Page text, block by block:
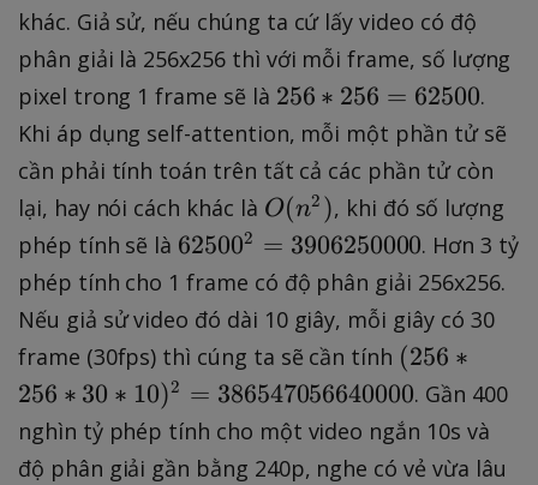
khác. Giả sử, nếu chúng ta cứ lấy video có độ
phân giải là 256x256 thì với mỗi frame, số lượng
pixel trong 1 frame sẽ là 2
5
6
*
2
5
6
=
2
5
0
0
256 ∗ 256 = 62500.
Khi áp dụng self-attention, mỗi một phần tử sẽ
cần phải tính toán trên tất cả các phần tử còn
lại, hay nói cách khác là O
(
n
^
2
)
O(n2 ), khi đó số lượng
phép tính sẽ là 6
2
0
0
^
2
=
625002 = 3906250000. Hơn 3 tỷ
phép tính cho 1 frame có độ phân giải 256x256.
Nếu giả sử video đó dài 10 giây, mỗi giây có 30
frame (30fps) thì cúng ta sẽ cần tính (
2
5
6
*
(256 ∗
256 ∗ 30 ∗ 10)2 = 386547056640000. Gần 400
nghìn tỷ phép tính cho một video ngắn 10s và
độ phân giải gần bằng 240p, nghe có vẻ vừa lâu